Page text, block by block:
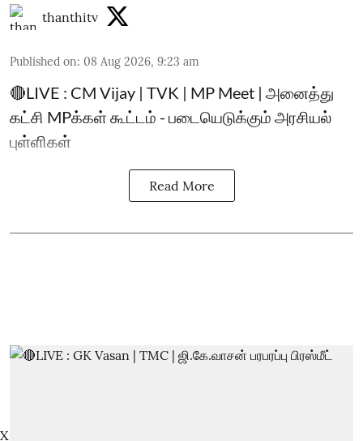
thanthitv
Published on: 08 Aug 2026, 9:23 am
🔴LIVE : CM Vijay | TVK | MP Meet | அனைத்து
கட்சி MPக்கள் கூட்டம் - படையெடுக்கும் அரசியல்
புள்ளிகள்
Read More
X